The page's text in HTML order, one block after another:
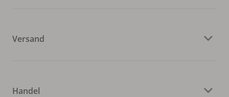
Versand
Handel